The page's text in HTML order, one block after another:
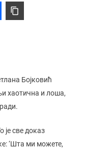
Бојковић
хаотична и лоша,
је све доказ
‘Шта ми можете,